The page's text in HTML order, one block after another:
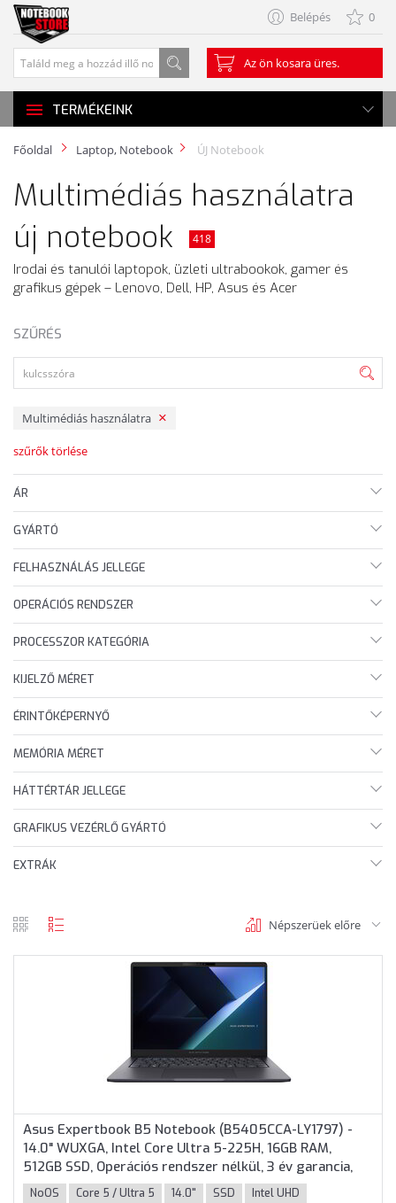
Belépés 0
Az ön kosara üres.
TERMÉKEINK
Főoldal Laptop, Notebook ÚJ Notebook
Multimédiás használatra
új notebook
418
Irodai és tanulói laptopok, üzleti ultrabookok, gamer és
grafikus gépek – Lenovo, Dell, HP, Asus és Acer
SZŰRÉS
Multimédiás használatra
szűrők törlése
ÁR
GYÁRTÓ
FELHASZNÁLÁS JELLEGE
OPERÁCIÓS RENDSZER
PROCESSZOR KATEGÓRIA
KIJELZŐ MÉRET
ÉRINTŐKÉPERNYŐ
MEMÓRIA MÉRET
HÁTTÉRTÁR JELLEGE
GRAFIKUS VEZÉRLŐ GYÁRTÓ
EXTRÁK
Népszerüek előre
Asus Expertbook B5 Notebook (B5405CCA-LY1797) -
14.0" WUXGA, Intel Core Ultra 5-225H, 16GB RAM,
512GB SSD, Operációs rendszer nélkül, 3 év garancia,
Szürke színben
NoOS Core 5 / Ultra 5 14.0" SSD Intel UHD